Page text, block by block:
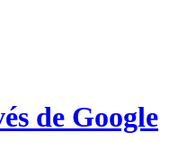
de Google